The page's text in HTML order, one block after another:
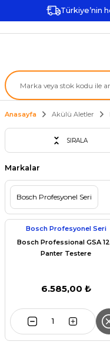
Türkiye’nin
Anasayfa Akülü Aletler
SIRALA
Markalar
Bosch Profesyonel Seri
Bosch Profesyonel Seri
Bosch Professional GSA
Panter Testere
6.585,00 ₺